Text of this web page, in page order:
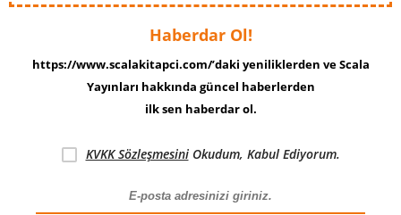
Haberdar Ol!
https://www.scalakitapci.com/’daki yeniliklerden ve Scala
Yayınları hakkında güncel haberlerden
ilk sen haberdar ol.
KVKK SözleşmesiniOkudum, Kabul Ediyorum.